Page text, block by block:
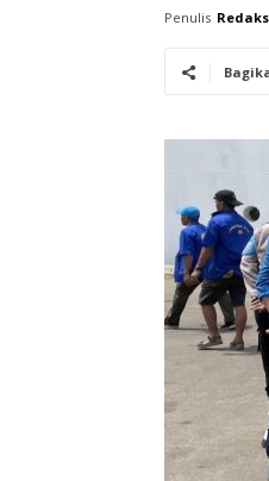
Penulis